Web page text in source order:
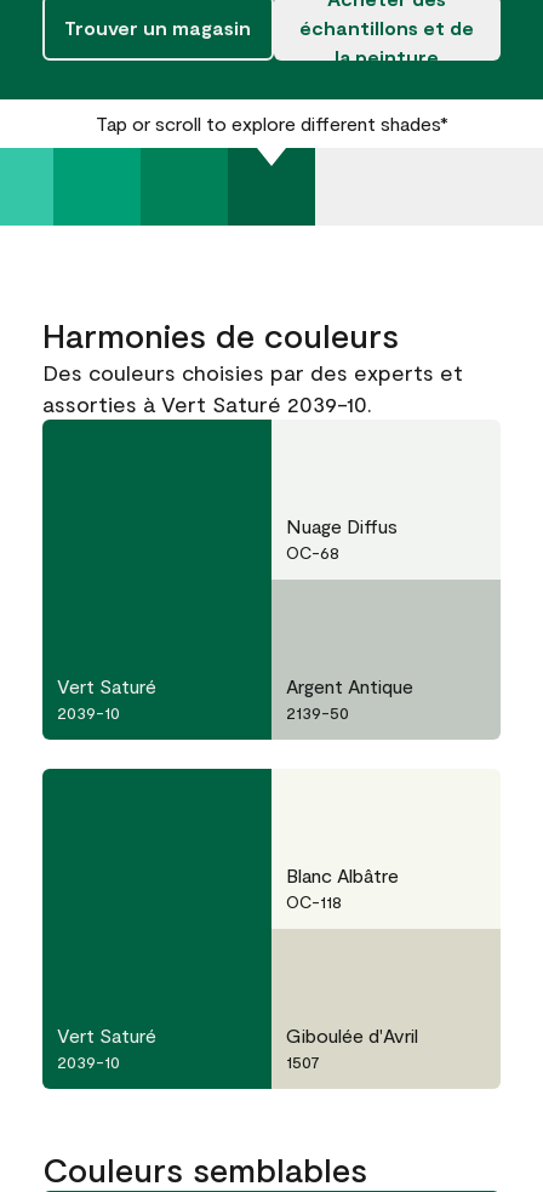
Trouver un magasin
échantillons et de
la peinture
Tap or scroll to explore different shades*
Harmonies de couleurs
Des couleurs choisies par des experts et
assorties à Vert Saturé 2039-10.
Vert Saturé
2039-10
Nuage Diffus
OC-68
Argent Antique
2139-50
Vert Saturé
2039-10
Blanc Albâtre
OC-118
Giboulée d'Avril
1507
Couleurs semblables